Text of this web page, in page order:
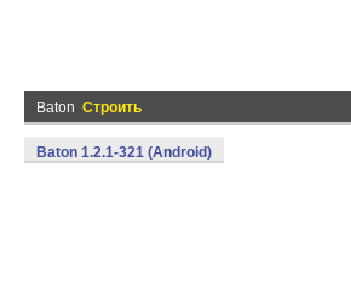
Baton Строить
Baton 1.2.1-321 (Android)